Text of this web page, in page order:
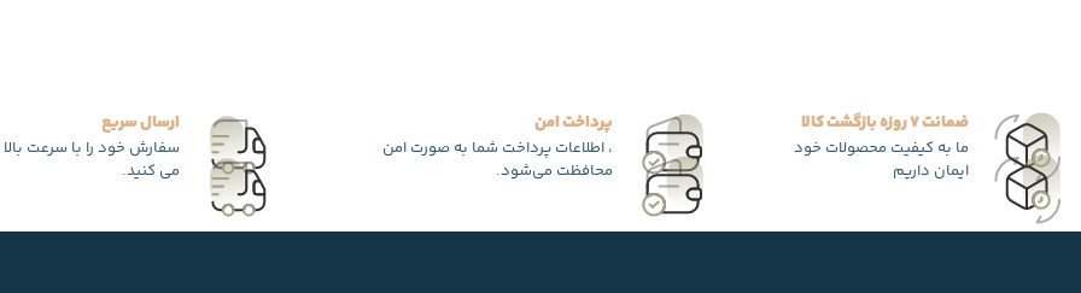
ضمانت 7 روزه بازگشت کالا
ما به کیفیت محصولات خود
ایمان داریم
پرداخت امن
، اطلاعات پرداخت شما به صورت امن
محافظت می‌شود.
ارسال سریع
سفارش خود را با سرعت
می کنید.